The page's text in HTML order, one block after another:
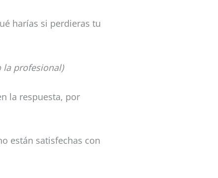
harías si perdieras tu
la profesional)
la respuesta, por
están satisfechas con